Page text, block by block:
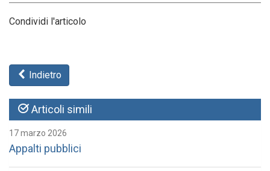
Condividi l'articolo
Indietro
Articoli simili
17 marzo 2026
Appalti pubblici